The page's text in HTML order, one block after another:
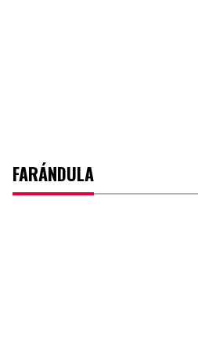
FARÁNDULA